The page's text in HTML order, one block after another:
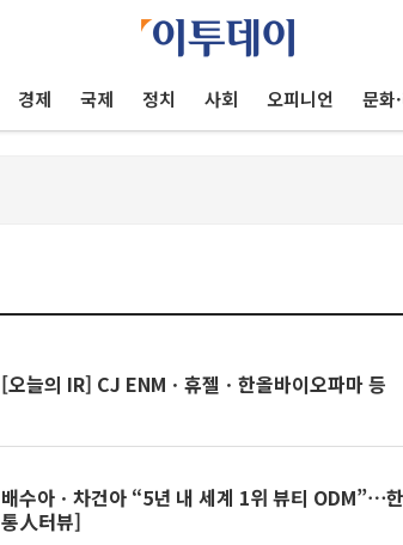
경제 국제 정치 사회 오피니언 문화
[오늘의 IR] CJ ENMㆍ휴젤ㆍ한올바이오파마 등
배수아ㆍ차건아 “5년 내 세계 1위 뷰티 ODM”⋯
통人터뷰]